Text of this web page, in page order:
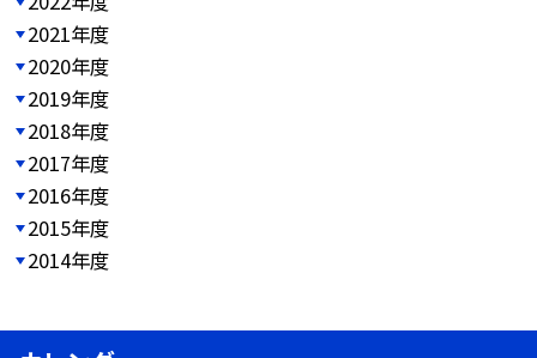
2021年度
2020年度
2019年度
2018年度
2017年度
2016年度
2015年度
2014年度